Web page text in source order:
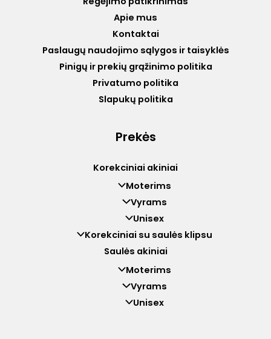
Apie mus
Kontaktai
Paslaugų naudojimo sąlygos ir taisyklės
Pinigų ir prekių grąžinimo politika
Privatumo politika
Slapukų politika
Prekės
Korekciniai akiniai
Moterims
Vyrams
Unisex
Korekciniai su saulės klipsu
Saulės akiniai
Moterims
Vyrams
Unisex